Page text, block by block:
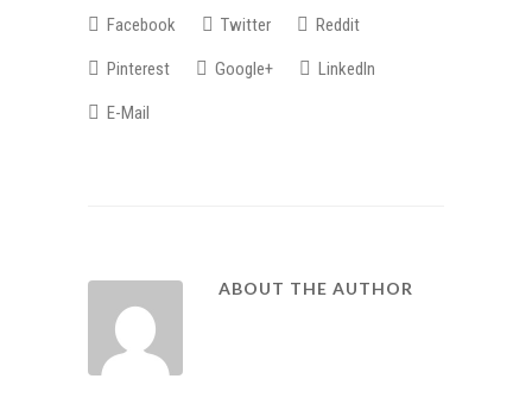
Facebook Twitter Reddit
Pinterest Google+ LinkedIn
E-Mail
ABOUT THE AUTHOR